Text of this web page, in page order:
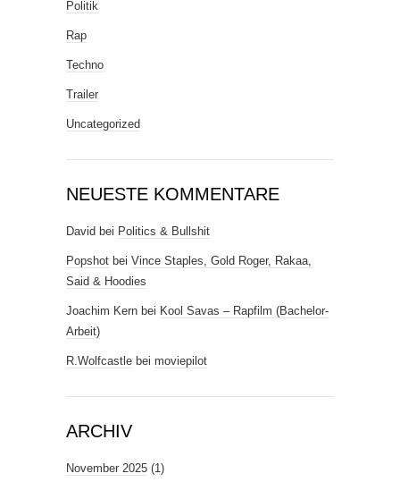
Politik
Rap
Techno
Trailer
Uncategorized
NEUESTE KOMMENTARE
David bei Politics & Bullshit
Popshot bei Vince Staples, Gold Roger, Rakaa,
Said & Hoodies
Joachim Kern bei Kool Savas – Rapfilm (Bachelor-
Arbeit)
R.Wolfcastle bei moviepilot
ARCHIV
November 2025 (1)